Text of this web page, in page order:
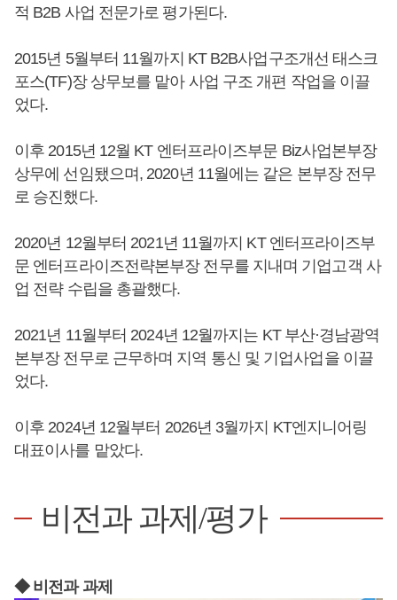
적 B2B 사업 전문가로 평가된다.
2015년 5월부터 11월까지 KT B2B사업구조개선 태스크
포스(TF)장 상무보를 맡아 사업 구조 개편 작업을 이끌
었다.
이후 2015년 12월 KT 엔터프라이즈부문 Biz사업본부장
상무에 선임됐으며, 2020년 11월에는 같은 본부장 전무
로 승진했다.
2020년 12월부터 2021년 11월까지 KT 엔터프라이즈부
문 엔터프라이즈전략본부장 전무를 지내며 기업고객 사
업 전략 수립을 총괄했다.
2021년 11월부터 2024년 12월까지는 KT 부산·경남광역
본부장 전무로 근무하며 지역 통신 및 기업사업을 이끌
었다.
이후 2024년 12월부터 2026년 3월까지 KT엔지니어링
대표이사를 맡았다.
비전과 과제/평가
◆ 비전과 과제